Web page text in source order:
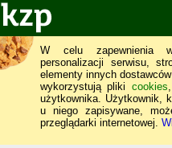
W celu zapewnienia
personalizacji serwisu,
elementy innych
wykorzystują pliki cookies
użytkownika. Użytkownik,
u niego zapisywane,
przeglądarki internetowej.